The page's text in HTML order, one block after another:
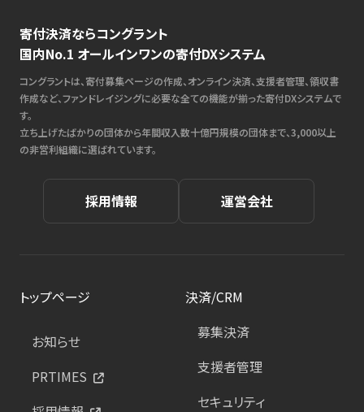
寄付決済ならコングラント
国内No.1 オールインワンの寄付DXシステム
コングラントは、寄付募集ページの作成、オンライン決済、支援者管理、領収書
作成など、ファンドレイジングに必要な全ての機能が揃った寄付DXシステムで
す。
立ち上げたばかりの団体から年間収入数十億円規模の団体まで、3,000以上
の非営利組織に選ばれています。
採用情報 運営会社
トップページ
お知らせ
PRTIMES
決済/CRM
募集決済
支援者管理
セキュリティ